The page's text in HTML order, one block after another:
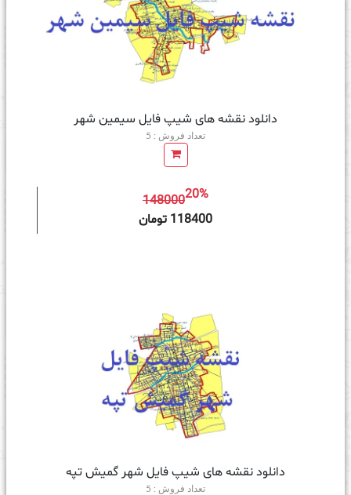
دانلود نقشه های شیپ فایل سیمین شهر
تعداد فروش : 5
14800020%
118400 تومان
دانلود نقشه های شیپ فایل شهر گمیش تپه
تعداد فروش : 5